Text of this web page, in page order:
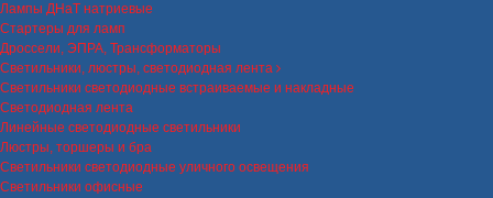
Лампы ДНаТ натриевые
Стартеры для ламп
Дроссели, ЭПРА, Трансформаторы
Светильники, люстры, светодиодная лента
Светильники светодиодные встраиваемые и накладные
Светодиодная лента
Линейные светодиодные светильники
Люстры, торшеры и бра
Светильники светодиодные уличного освещения
Светильники офисные